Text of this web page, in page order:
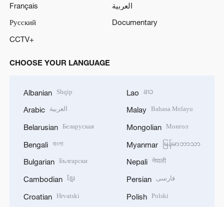
Français
العربية
Русский
Documentary
CCTV+
CHOOSE YOUR LANGUAGE
Albanian Shqip
Arabic العربية
Belarusian Беларуская
Bengali বাংলা
Bulgarian Български
Cambodian ខ្មែរ
Croatian Hrvatski
Lao ລາວ
Malay Bahasa Melayu
Mongolian Монгол
Myanmar မြန်မာဘာသာ
Nepali नेपाली
Persian فارسی
Polish Polski